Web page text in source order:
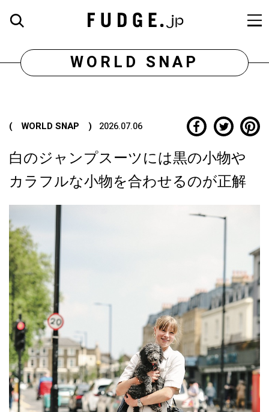
WORLD SNAP
( WORLD SNAP ) 2026.07.06
白のジャンプスーツには黒の小物や
カラフルな小物を合わせるのが正解